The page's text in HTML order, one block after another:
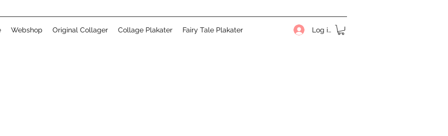
Webshop Original Collager Collage Plakater Fairy Tale Plakater Log ind